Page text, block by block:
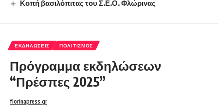
Κοπή βασιλόπιτας του Σ.Ε.Ο. Φλώρινας
ΕΚΔΗΛΏΣΕΙΣ ΠΟΛΙΤΙΣΜΌΣ
Πρόγραμμα εκδηλώσεων
“Πρέσπες 2025”
florinapress.gr